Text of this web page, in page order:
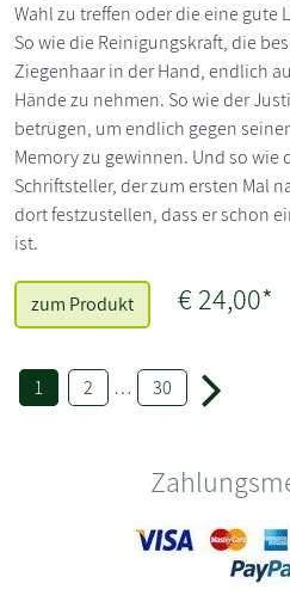
Wahl zu treffen oder die eine gute
So wie die Reinigungskraft, die
Ziegenhaar in der Hand, endlich
Hände zu nehmen. So wie der
betrügen, um endlich gegen
Memory zu gewinnen. Und so
Schriftsteller, der zum ersten Mal
dort festzustellen, dass er schon
ist.
zum Produkt € 24,00*
1 2 … 30